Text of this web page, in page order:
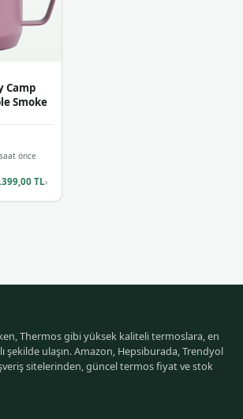
Camp
Smoke
önce
TL›
Thermos gibi yüksek kaliteli termoslara, en
şekilde ulaşın. Amazon, Hepsiburada, Trendyol
sitelerinden, güncel termos fiyat ve stok